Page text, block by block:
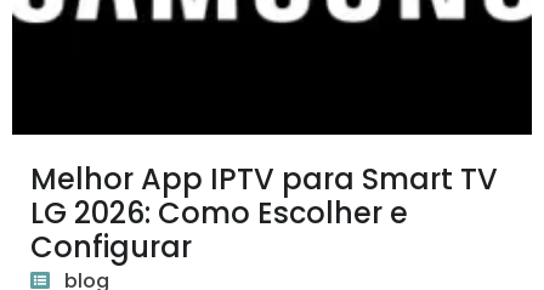
Melhor App IPTV para Smart TV
LG 2026: Como Escolher e
Configurar
blog